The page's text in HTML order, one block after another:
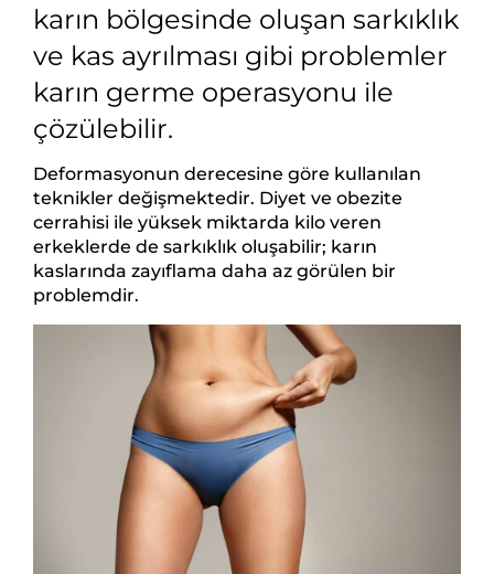
karın bölgesinde oluşan sarkıklık
ve kas ayrılması gibi problemler
karın germe operasyonu ile
çözülebilir.
Deformasyonun derecesine göre kullanılan
teknikler değişmektedir. Diyet ve obezite
cerrahisi ile yüksek miktarda kilo veren
erkeklerde de sarkıklık oluşabilir; karın
kaslarında zayıflama daha az görülen bir
problemdir.